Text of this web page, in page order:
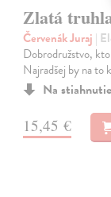
Zlatá
Červenák Juraj |
Dobrodružstvo,
Najradšej by na to
Na
15,45 €